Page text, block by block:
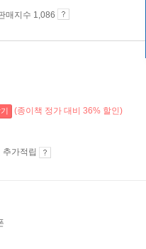
매지수 1,086
(종이책 정가 대비 36% 할인)
가적립